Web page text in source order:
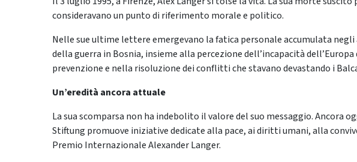
consideravano un punto di riferimento morale e politico.
Nelle sue ultime lettere emergevano la fatica personale accumulata
della guerra in Bosnia, insieme alla percezione dell’incapacità
prevenzione e nella risoluzione dei conflitti che stavano devastando i
Un’eredità ancora attuale
La sua scomparsa non ha indebolito il valore del suo messaggio. Ancora
Stiftung promuove iniziative dedicate alla pace, ai diritti umani, alla
Premio Internazionale Alexander Langer.